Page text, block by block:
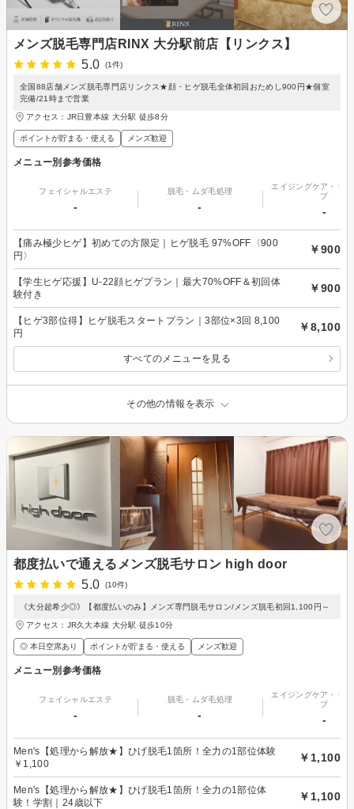
メンズ脱毛専門店RINX 大分駅前店【リンクス】
5.0
(1件)
全国88店舗メンズ脱毛専門店リンクス★顔・ヒゲ脱毛全体初回おためし900円★個室
完備/21時まで営業
アクセス：JR日豊本線 大分駅 徒歩8分
ポイントが貯まる・使える メンズ歓迎
メニュー別参考価格
フェイシャルエステ
-
脱毛・ムダ毛処理
-
エイジングケア・リ
プ
-
【痛み極少ヒゲ】初めての方限定｜ヒゲ脱毛 97%OFF〈900
円〉
￥900
【学生ヒゲ応援】U-22顔ヒゲプラン｜最大70%OFF＆初回体
験付き
￥900
【ヒゲ3部位得】ヒゲ脱毛スタートプラン｜3部位×3回 8,100
円
￥8,100
すべてのメニューを見る
その他の情報を表示
都度払いで通えるメンズ脱毛サロン high door
5.0
(10件)
《大分超希少◎》【都度払いのみ】メンズ専門脱毛サロン/メンズ脱毛初回1,100円～
アクセス：JR久大本線 大分駅 徒歩10分
◎ 本日空席あり ポイントが貯まる・使える メンズ歓迎
メニュー別参考価格
フェイシャルエステ
-
脱毛・ムダ毛処理
-
エイジングケア・リ
プ
-
Men's【処理から解放★】ひげ脱毛1箇所！全力の1部位体験
￥1,100
￥1,100
Men's【処理から解放★】ひげ脱毛1箇所！全力の1部位体
験！学割｜24歳以下
￥1,100